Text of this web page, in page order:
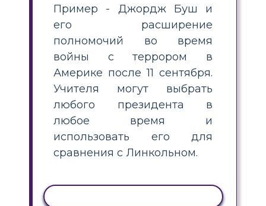
Пример - Джордж Буш и
его расширение
полномочий во время
войны с террором в
Америке после 11 сентября.
Учителя могут выбрать
любого президента в
любое время и
использовать его для
сравнения с Линкольном.